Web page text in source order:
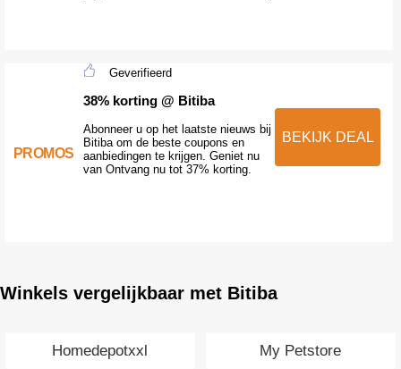
PROMOS
Geverifieerd
38% korting @ Bitiba
Abonneer u op het laatste nieuws bij
Bitiba om de beste coupons en
aanbiedingen te krijgen. Geniet nu
van Ontvang nu tot 37% korting.
BEKIJK DEAL
Winkels vergelijkbaar met Bitiba
Homedepotxxl My Petstore